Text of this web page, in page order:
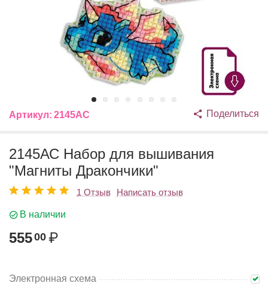
Артикул: 2145АС Поделиться
2145АС Набор для вышивания
"Магниты Дракончики"
1 Отзыв Написать отзыв
В наличии
55500 ₽
Электронная схема